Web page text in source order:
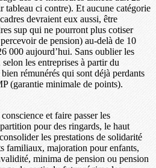
tableau ci contre). Et aucune catégorie
devraient eux aussi, être
sup qui ne pourront plus cotiser
de pension) au-delà de 10
000 aujourd’hui. Sans oublier les
les entreprises à partir du
rémunérés qui sont déjà perdants
(garantie minimale de points).
et faire passer les
pour des ringards, le haut
les prestations de solidarité
familiaux, majoration pour enfants,
minima de pension ou pension